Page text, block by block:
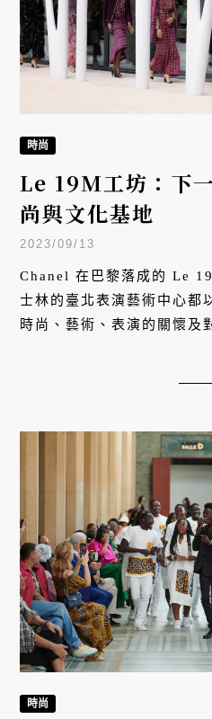
時尚
Le 19M工坊：下
尚與文化基地
2023/09/13
Chanel 在巴黎落成的 Le
士林的臺北表演藝術中心都
時尚、藝術、表演的關懷及
時尚